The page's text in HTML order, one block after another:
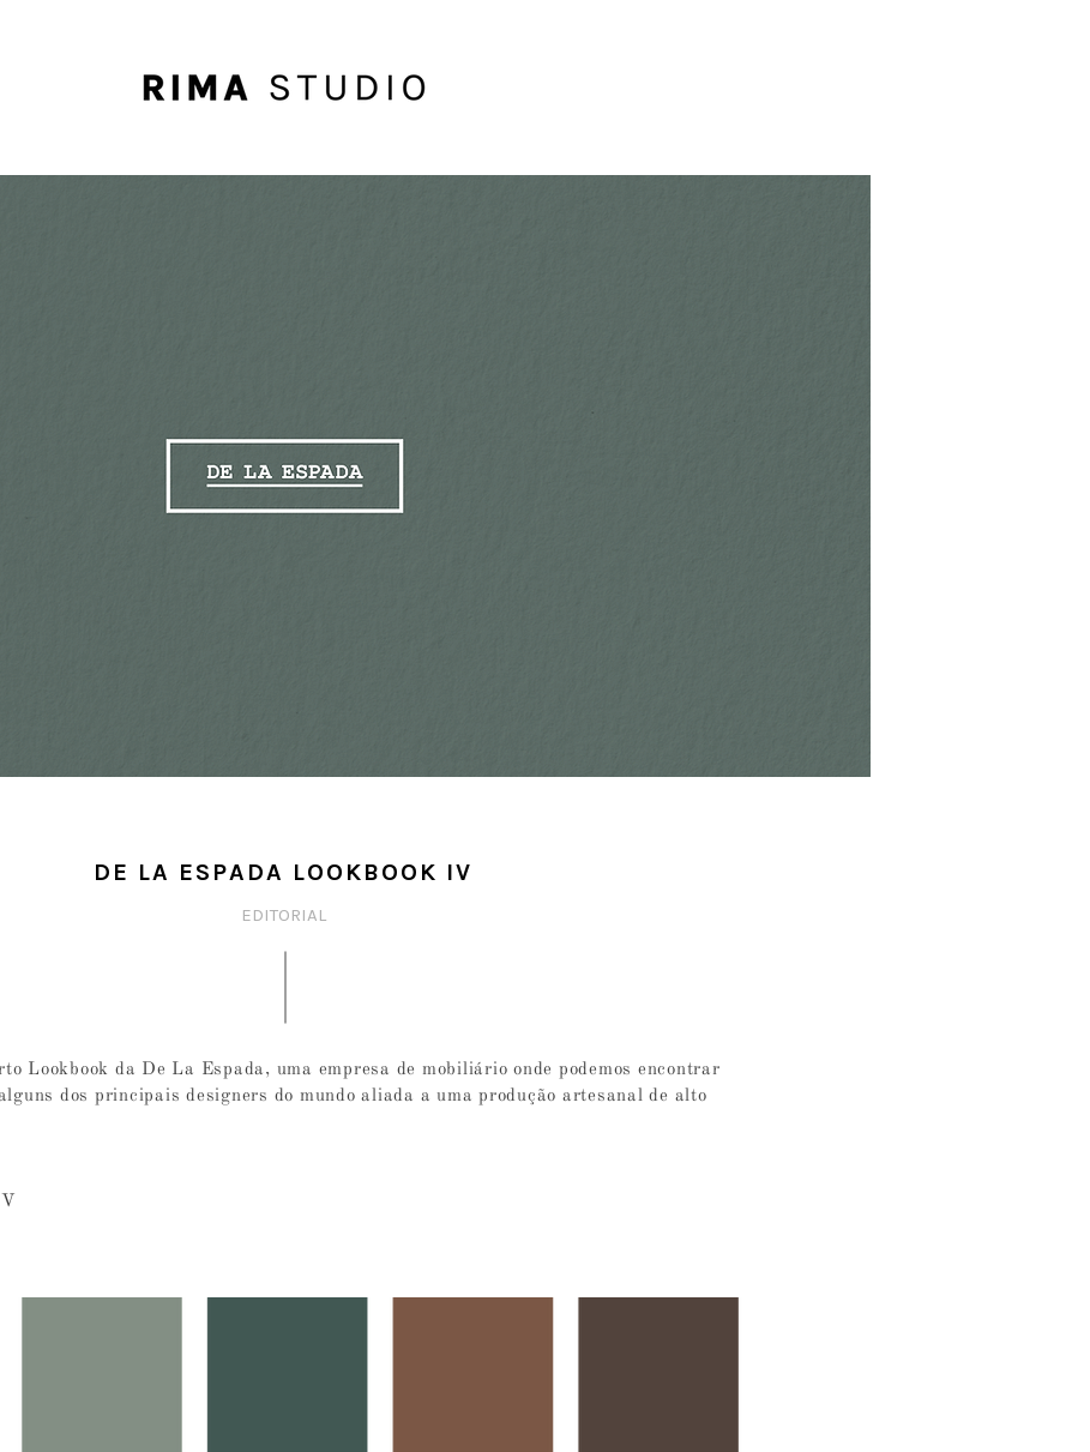
DE LA ESPADA LOOKBOOK IV
EDITORIAL
Lookbook da De La Espada, uma empresa de mobiliário onde podemos encontrar
dos principais designers do mundo aliada a uma produção artesanal de alto